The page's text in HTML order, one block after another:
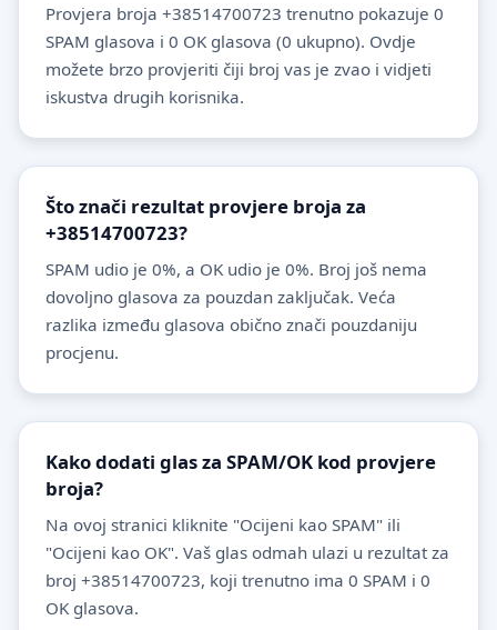
Provjera broja +38514700723 trenutno pokazuje 0
SPAM glasova i 0 OK glasova (0 ukupno). Ovdje
možete brzo provjeriti čiji broj vas je zvao i vidjeti
iskustva drugih korisnika.
Što znači rezultat provjere broja za
+38514700723?
SPAM udio je 0%, a OK udio je 0%. Broj još nema
dovoljno glasova za pouzdan zaključak. Veća
razlika između glasova obično znači pouzdaniju
procjenu.
Kako dodati glas za SPAM/OK kod provjere
broja?
Na ovoj stranici kliknite "Ocijeni kao SPAM" ili
"Ocijeni kao OK". Vaš glas odmah ulazi u rezultat za
broj +38514700723, koji trenutno ima 0 SPAM i 0
OK glasova.